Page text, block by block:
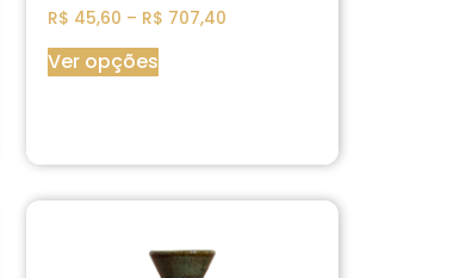
R$ 45,60 – R$ 707,40
Ver opções